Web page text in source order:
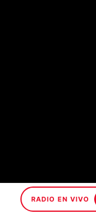
RADIO EN VIVO